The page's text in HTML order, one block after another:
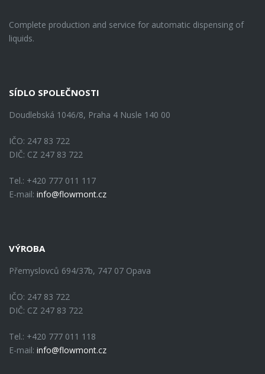
Complete production and service for automatic dispensing of
liquids.
SÍDLO SPOLEČNOSTI
Doudlebská 1046/8, Praha 4 Nusle 140 00
IČO: 247 83 722
DIČ: CZ 247 83 722
Tel.: +420 777 011 117
E-mail: info@flowmont.cz
VÝROBA
Přemyslovců 694/37b, 747 07 Opava
IČO: 247 83 722
DIČ: CZ 247 83 722
Tel.: +420 777 011 118
E-mail: info@flowmont.cz